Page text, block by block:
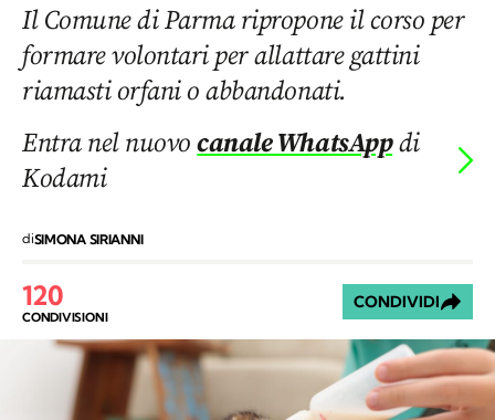
Il Comune di Parma ripropone il corso per
formare volontari per allattare gattini
riamasti orfani o abbandonati.
Entra nel nuovocanale WhatsAppdi
Kodami
diSIMONA SIRIANNI
120
CONDIVISIONI
CONDIVIDI